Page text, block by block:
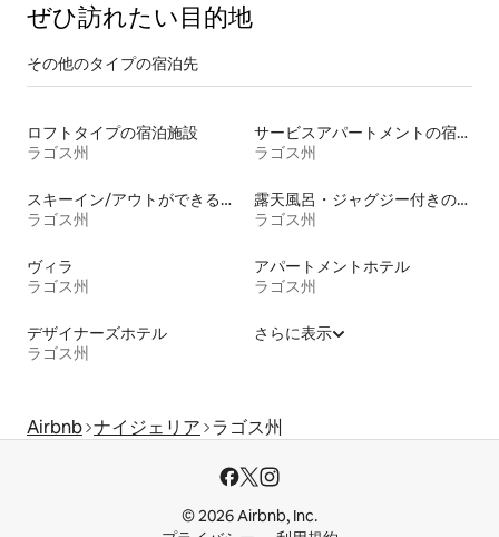
ぜひ訪⁠れ⁠た⁠い目⁠的⁠地
その他のタ⁠イ⁠プ⁠の宿⁠泊⁠先
ロフトタイプの宿泊施設
ラゴス州
サービスアパートメントの宿泊施設
ラゴス州
スキーイン/アウトができる宿泊先
ラゴス州
露天風呂・ジャグジー付きの宿泊施設
ラゴス州
ヴィラ
ラゴス州
アパートメントホテル
ラゴス州
デザイナーズホテル
ラゴス州
さらに表示
Airbnb ナイジェリア ラゴス州
© 2026 Airbnb, Inc.